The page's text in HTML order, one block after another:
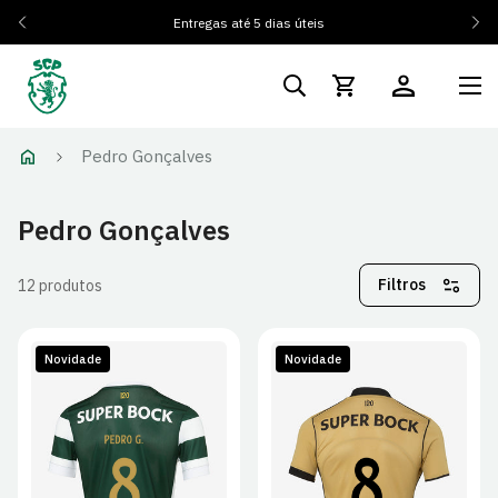
Entregas até 5 dias úteis
Pedro Gonçalves
Pedro Gonçalves
12 produtos Filtros
Novidade
S M XL
Novidade
S XL